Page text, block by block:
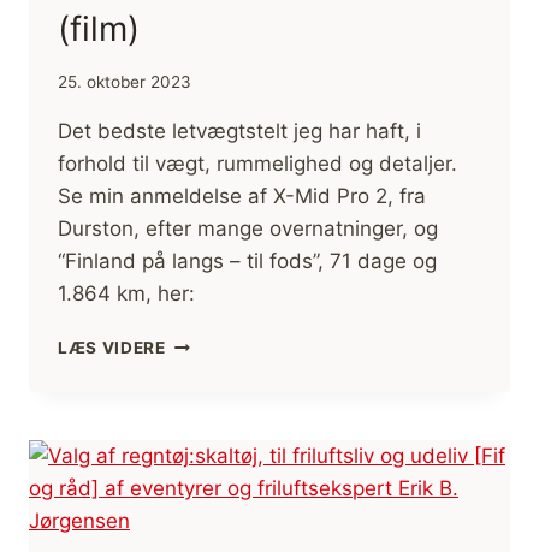
(film)
25. oktober 2023
Det bedste letvægtstelt jeg har haft, i
forhold til vægt, rummelighed og detaljer.
Se min anmeldelse af X-Mid Pro 2, fra
Durston, efter mange overnatninger, og
“Finland på langs – til fods”, 71 dage og
1.864 km, her:
LÆS VIDERELETVÆGT
2,
FRA